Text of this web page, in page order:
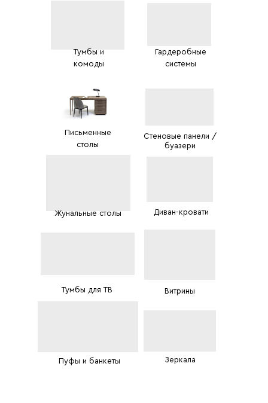
Тумбы и
комоды
Витрины
Диван-кровати
Тумбы для ТВ
Жунальные столы
Пуфы и банкеты Зеркала
Гардеробные
системы
Стеновые панели /
буазери
Письменные
столы